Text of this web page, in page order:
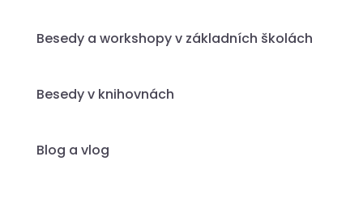
Besedy a workshopy v základních školách
Besedy v knihovnách
Blog a vlog